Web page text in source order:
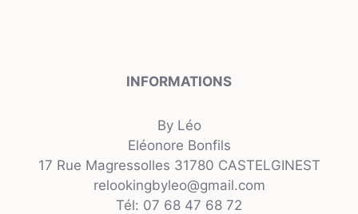
INFORMATIONS
By Léo
Eléonore Bonfils
17 Rue Magressolles 31780 CASTELGINEST
relookingbyleo@gmail.com
Tél: 07 68 47 68 72